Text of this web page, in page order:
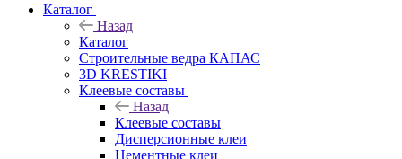
Каталог
Назад
Каталог
Строительные ведра КАПАС
3D KRESTIKI
Клеевые составы
Назад
Клеевые составы
Дисперсионные клеи
Цементные клеи